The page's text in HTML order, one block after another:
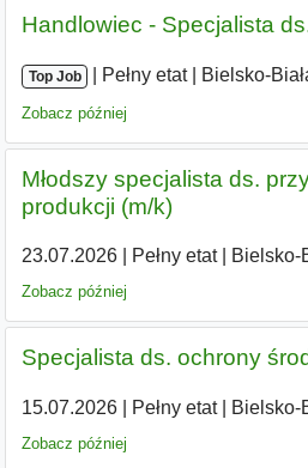
Handlowiec - Specjalista
Top Job Pełny etat| Bielsko-
Zobacz później
Młodszy specjalista ds.
produkcji (m/k)
23.07.2026| Pełny etat| Bielsko-
Zobacz później
Specjalista ds. ochrony
15.07.2026| Pełny etat| Bielsko-
Zobacz później